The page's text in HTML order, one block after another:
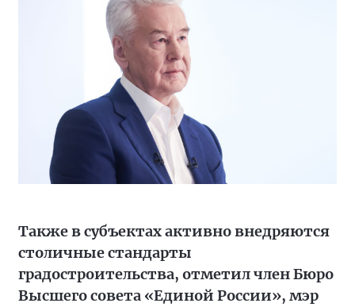
Также в субъектах активно внедряются
столичные стандарты
градостроительства, отметил член Бюро
Высшего совета «Единой России», мэр